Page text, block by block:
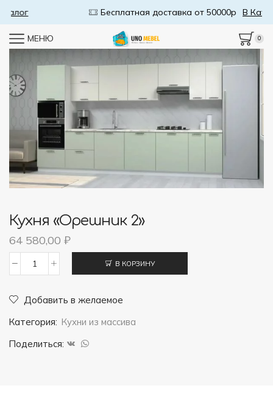
Бесплатная доставка от 50000р В Каталог
МЕНЮ 0
Кухня «Орешник 2»
64 580,00 ₽
Кухня
"Орешник
2"
В КОРЗИНУ
Добавить в желаемое
Категория: Кухни из массива
Поделиться: